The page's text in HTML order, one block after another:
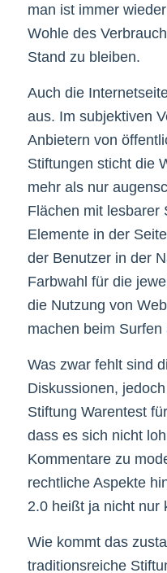
man ist immer
Wohle des
Stand zu bleiben.
Auch die
aus. Im subjektiven
Anbietern von
Stiftungen sticht die
mehr als nur
Flächen mit lesbarer
Elemente in der
der Benutzer in der
Farbwahl für die
die Nutzung von
machen beim
Was zwar fehlt sind
Diskussionen,
Stiftung Warentest
dass es sich nicht
Kommentare zu
rechtliche Aspekte
2.0 heißt ja nicht nur
Wie kommt das
traditionsreiche